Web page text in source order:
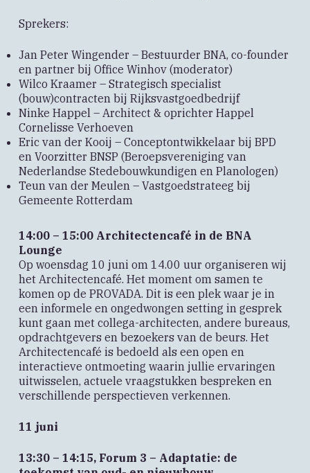
Sprekers:
Jan Peter Wingender – Bestuurder BNA, co-founder
en partner bij Office Winhov (moderator)
Wilco Kraamer – Strategisch specialist
(bouw)contracten bij Rijksvastgoedbedrijf
Ninke Happel – Architect & oprichter Happel
Cornelisse Verhoeven
Eric van der Kooij – Conceptontwikkelaar bij BPD
en Voorzitter BNSP (Beroepsvereniging van
Nederlandse Stedebouwkundigen en Planologen)
Teun van der Meulen – Vastgoedstrateeg bij
Gemeente Rotterdam
14:00 – 15:00 Architectencafé in de BNA
Lounge
Op woensdag 10 juni om 14.00 uur organiseren wij
het Architectencafé. Het moment om samen te
komen op de PROVADA. Dit is een plek waar je in
een informele en ongedwongen setting in gesprek
kunt gaan met collega-architecten, andere bureaus,
opdrachtgevers en bezoekers van de beurs. Het
Architectencafé is bedoeld als een open en
interactieve ontmoeting waarin jullie ervaringen
uitwisselen, actuele vraagstukken bespreken en
verschillende perspectieven verkennen.
11 juni
13:30 – 14:15, Forum 3 – Adaptatie: de